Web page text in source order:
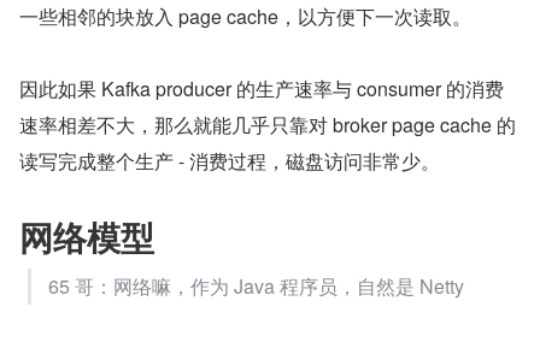
一些相邻的块放入 page cache，以方便下一次读取。
因此如果 Kafka producer 的生产速率与 consumer 的消费
速率相差不大，那么就能几乎只靠对 broker page cache 的
读写完成整个生产 - 消费过程，磁盘访问非常少。
网络模型
65 哥：网络嘛，作为 Java 程序员，自然是 Netty